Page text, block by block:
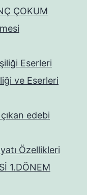
ÇOKUM
Eserleri
ve Eserleri
edebi
Özellikleri
1.DÖNEM